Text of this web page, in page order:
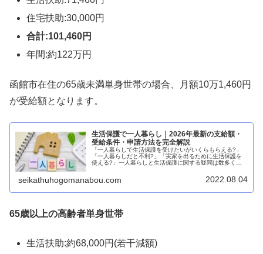
住宅扶助:30,000円
合計:101,460円
年間:約122万円
函館市在住の65歳未満単身世帯の場合、月額10万1,460円
が受給額となります。
生活保護で一人暮らし｜2026年最新の支給額・
受給条件・申請方法を完全解説
「一人暮らしで生活保護を受けたいがいくらもらえる?」
「一人暮らしだと不利?」「実家を出るために生活保護を
使える?」一人暮らしと生活保護に関する疑問は数多くあ
seikathuhogomanabou.com 2022.08.04
65歳以上の高齢者単身世帯
生活扶助:約68,000円(若干減額)